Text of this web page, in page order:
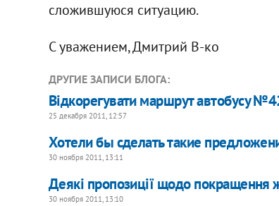
сложившуюся ситуацию.
С уважением, Дмитрий В-ко
ДРУГИЕ ЗАПИСИ БЛОГА:
Відкорегувати маршрут автобусу
25 декабря 2011, 12:57
Хотели бы сделать такие
30 ноября 2011, 13:11
Деякі пропозиції щодо покращення
30 ноября 2011, 13:10